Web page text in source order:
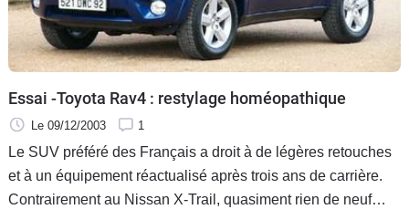
Essai -Toyota Rav4 : restylage homéopathique
Le 09/12/2003 1
Le SUV préféré des Français a droit à de légères retouches
et à un équipement réactualisé après trois ans de carrière.
Contrairement au Nissan X-Trail, quasiment rien de neuf